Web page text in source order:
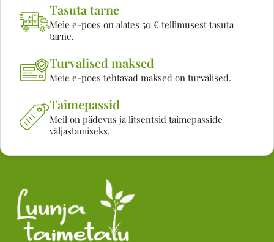
Tasuta tarne
Meie e-poes on alates 50 € tellimusest tasuta
tarne.
Turvalised maksed
Meie e-poes tehtavad maksed on turvalised.
Taimepassid
Meil on pädevus ja litsentsid taimepasside
väljastamiseks.